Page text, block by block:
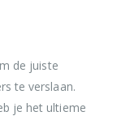
de juiste
te verslaan.
je het ultieme